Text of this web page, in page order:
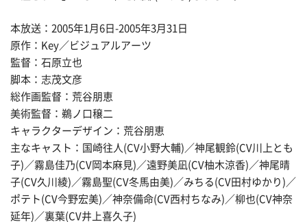
本放送：2005年1月6日-2005年3月31日
原作：Key／ビジュアルアーツ
監督：石原立也
脚本：志茂文彦
総作画監督：荒谷朋恵
美術監督：鵜ノ口穣二
キャラクターデザイン：荒谷朋恵
主なキャスト：国崎往人(CV小野大輔)／神尾観鈴(CV川上とも
子)／霧島佳乃(CV岡本麻見)／遠野美凪(CV柚木涼香)／神尾晴
子(CV久川綾)／霧島聖(CV冬馬由美)／みちる(CV田村ゆかり)／
ポテト(CV今野宏美)／神奈備命(CV西村ちなみ)／柳也(CV神奈
延年)／裏葉(CV井上喜久子)